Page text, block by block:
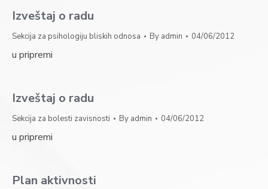
Izveštaj o radu
Sekcija za psihologiju bliskih odnosa By admin 04/06/2012
u pripremi
Izveštaj o radu
Sekcija za bolesti zavisnosti By admin 04/06/2012
u pripremi
Plan aktivnosti